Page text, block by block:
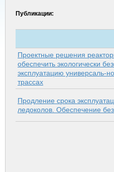
Публикации:
Проектные решения
обеспечить экологически
эксплуатацию универсаль-
трассах
Продление срока
ледоколов. Обеспечение